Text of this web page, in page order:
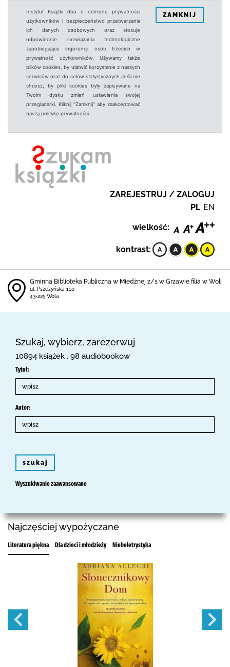
Instytut Książki dba o ochronę prywatności
użytkowników i bezpieczeństwo przetwarzania
ich danych osobowych oraz stosuje
odpowiednie rozwiązania technologiczne
zapobiegające ingerencji osób trzecich w
prywatność użytkowników. Używamy także
plików cookies, by ułatwić korzystanie z naszych
serwisów oraz do celów statystycznych.Jeśli nie
chcesz, by pliki cookies były zapisywane na
Twoim dysku zmień ustawienia swojej
przeglądarki. Kliknij "Zamknij" aby zaakceptować
naszą politykę prywatności.
ZAMKNIJ
ZAREJESTRUJ / ZALOGUJ
PL EN
wielkość:
kontrast:
Gminna Biblioteka Publiczna w Miedźnej z/s w Grzawie filia w Woli
ul. Pszczyńska 110
43-225 Wola
Szukaj, wybierz, zarezerwuj
10894 książek , 98 audiobookow
Tytuł:
Autor:
szukaj
Wyszukiwanie zaawansowane
Najczęściej wypożyczane
Literatura piękna Dla dzieci i młodzieży Niebeletrystyka